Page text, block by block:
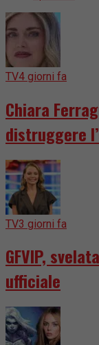
TV4 giorni fa
Chiara
distruggere
TV3 giorni fa
GFVIP,
ufficiale